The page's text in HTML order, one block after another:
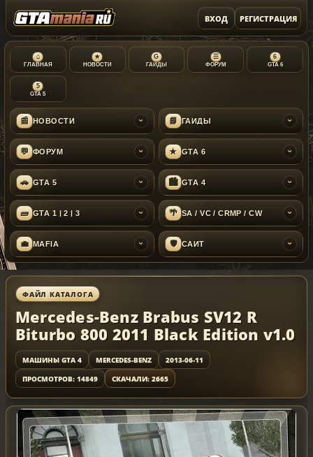
ВХОД РЕГИСТРАЦИЯ
⌂
ГЛАВНАЯ
★
НОВОСТИ
G
ГАЙДЫ
☰
ФОРУМ
6
GTA 6
5
GTA 5
📰 НОВОСТИ › 📘 ГАЙДЫ ›
💬 ФОРУМ › ★ GTA 6 ›
🚗 GTA 5 › 🏙 GTA 4 ›
🧱 GTA 1 | 2 | 3 › 🌴 SA / VC / CRMP / CW ›
💼 MAFIA › 🛡 САЙТ ›
ФАЙЛ КАТАЛОГА
Mercedes-Benz Brabus SV12 R
Biturbo 800 2011 Black Edition v1.0
МАШИНЫ GTA 4 MERCEDES-BENZ
2013-06-11
ПРОСМОТРОВ: 14849
СКАЧАЛИ: 2665